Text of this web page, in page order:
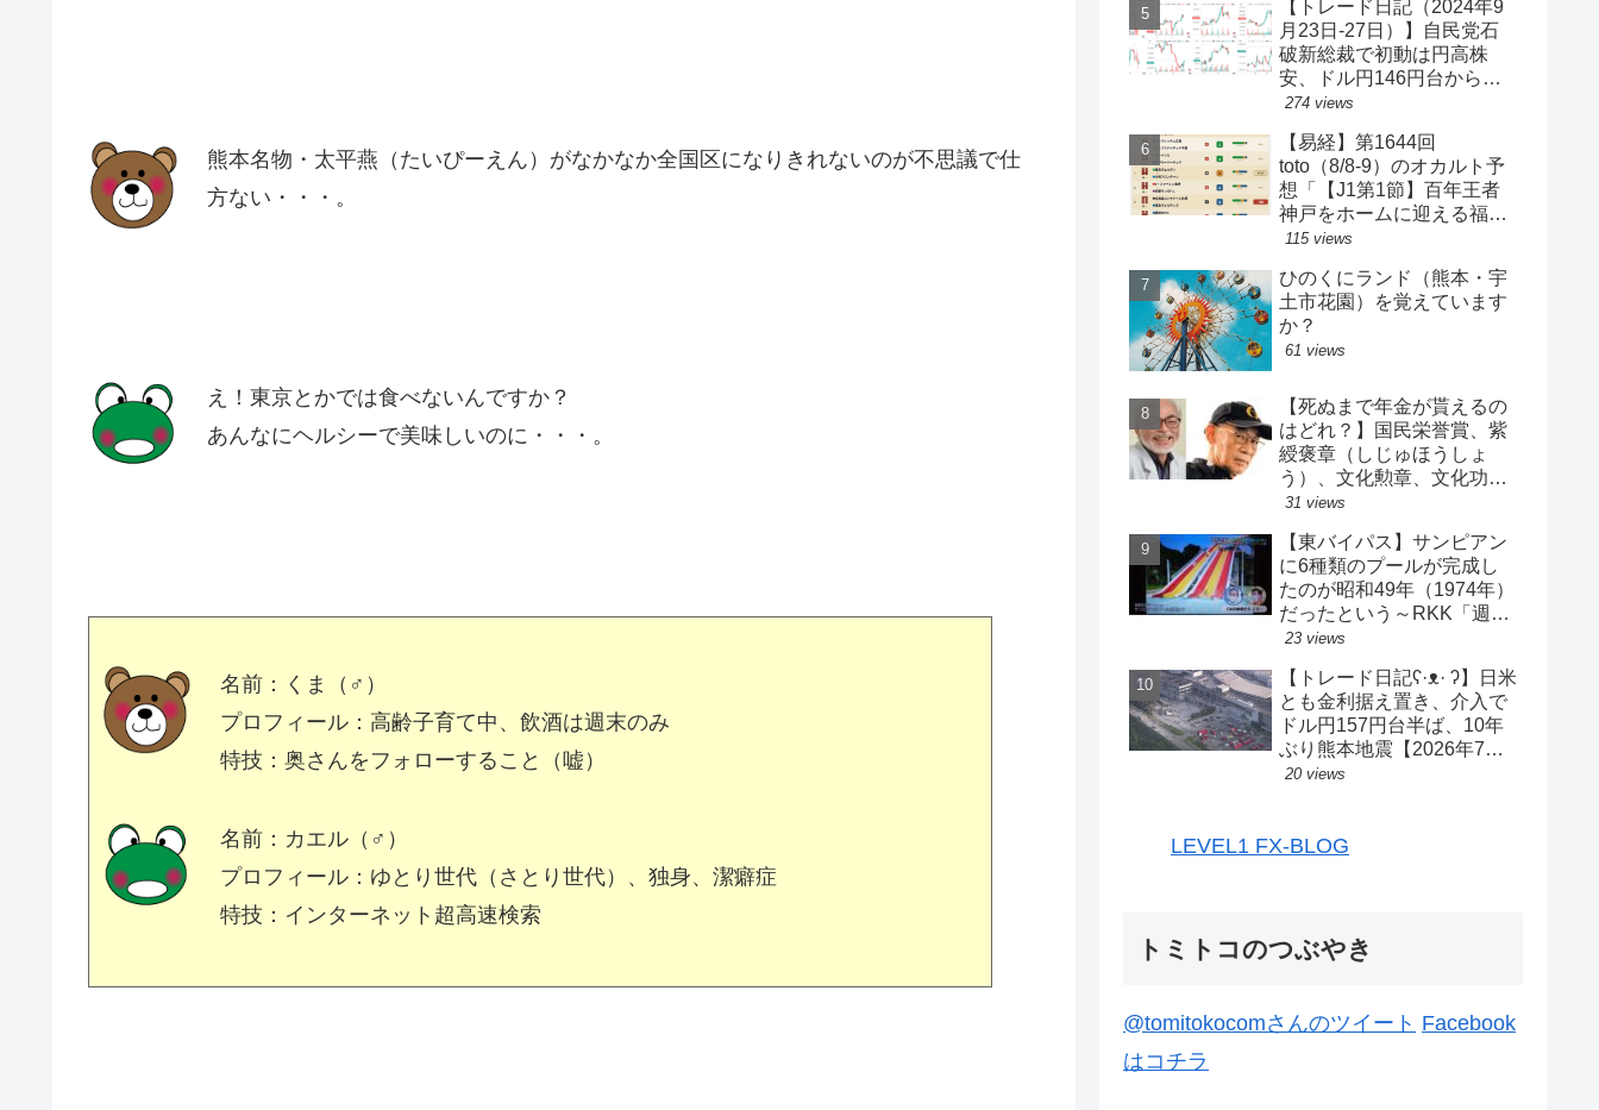
熊本名物・太平燕（たいぴーえん）がなかなか全国区になりきれないのが不思議で仕
方ない・・・。
え！東京とかでは食べないんですか？
あんなにヘルシーで美味しいのに・・・。
名前：くま（♂）
プロフィール：高齢子育て中、飲酒は週末のみ
特技：奥さんをフォローすること（嘘）
名前：カエル（♂）
プロフィール：ゆとり世代（さとり世代）、独身、潔癖症
特技：インターネット超高速検索
円149円台【ゆるゆる投機
339】
【トレード日記（2024年9
月23日-27日）】自民党石
破新総裁で初動は円高株
安、ドル円146円台から一
気に142円台へ【ゆるゆる
274 views
【易経】第1644回
toto（8/8-9）のオカルト予
想「【J1第1節】百年王者
神戸をホームに迎える福岡
がまさかの…？！【J2第1
ルサ安部は？」
115 views
ひのくにランド（熊本・宇
土市花園）を覚えています
か？
61 views
【死ぬまで年金が貰えるの
はどれ？】国民栄誉賞、紫
綬褒章（しじゅほうしょ
う）、文化勲章、文化功労
者、芸術選奨…など【日本
31 views
【東バイパス】サンピアン
に6種類のプールが完成し
たのが昭和49年（1974年）
だったという～RKK「週刊
山崎くん」より
23 views
【トレード日記ʕ·ᴥ· ʔ】日米
とも金利据え置き、介入で
ドル円157円台半ば、10年
ぶり熊本地震【2026年7月
27日-31日｜投機433】
20 views
LEVEL1 FX-BLOG
トミトコのつぶやき
@tomitokocomさんのツイート Facebook
はコチラ